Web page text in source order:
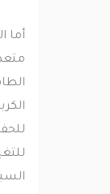
أما
للحفاظ
للتغير